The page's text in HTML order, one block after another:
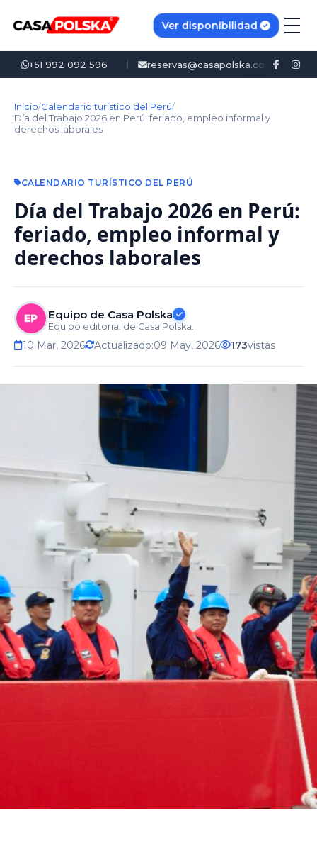
+51 992 092 596 reservas@casapolska.com
Ver disponibilidad
Inicio/Calendario turístico del Perú/
Día del Trabajo 2026 en Perú: feriado, empleo informal y
derechos laborales
CALENDARIO TURÍSTICO DEL PERÚ
Día del Trabajo 2026 en Perú:
feriado, empleo informal y
derechos laborales
Equipo de Casa Polska
Equipo editorial de Casa Polska.
10 Mar, 2026 Actualizado:09 May, 2026 173vistas